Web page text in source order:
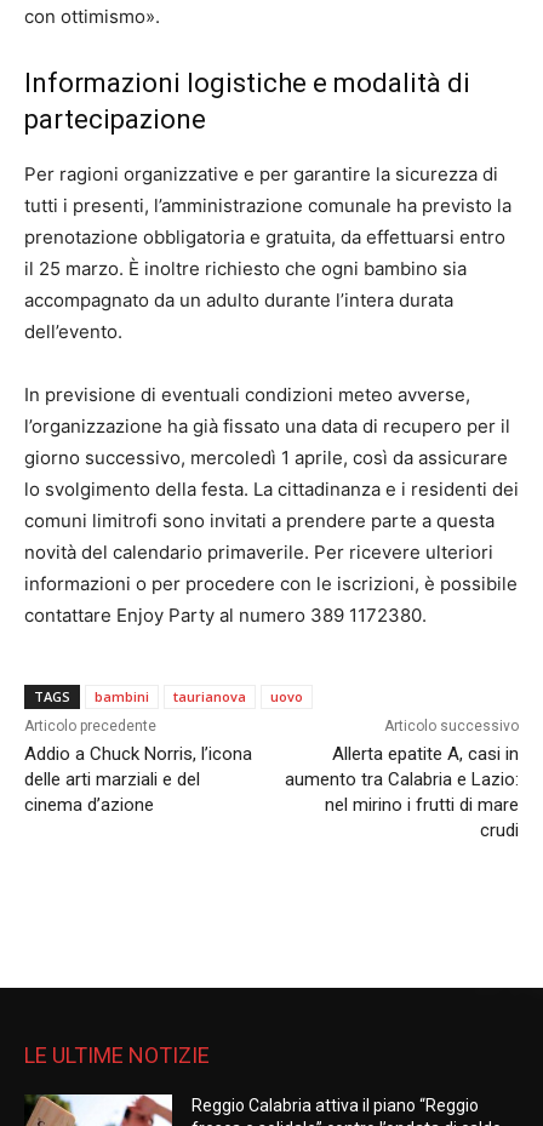
con ottimismo».
Informazioni logistiche e modalità di
partecipazione
Per ragioni organizzative e per garantire la sicurezza di
tutti i presenti, l’amministrazione comunale ha previsto la
prenotazione obbligatoria e gratuita, da effettuarsi entro
il 25 marzo. È inoltre richiesto che ogni bambino sia
accompagnato da un adulto durante l’intera durata
dell’evento.
In previsione di eventuali condizioni meteo avverse,
l’organizzazione ha già fissato una data di recupero per il
giorno successivo, mercoledì 1 aprile, così da assicurare
lo svolgimento della festa. La cittadinanza e i residenti dei
comuni limitrofi sono invitati a prendere parte a questa
novità del calendario primaverile. Per ricevere ulteriori
informazioni o per procedere con le iscrizioni, è possibile
contattare Enjoy Party al numero 389 1172380.
TAGS bambini taurianova uovo
Articolo precedente
Addio a Chuck Norris, l’icona
delle arti marziali e del
cinema d’azione
Articolo successivo
Allerta epatite A, casi in
aumento tra Calabria e Lazio:
nel mirino i frutti di mare
crudi
LE ULTIME NOTIZIE
Reggio Calabria attiva il piano “Reggio